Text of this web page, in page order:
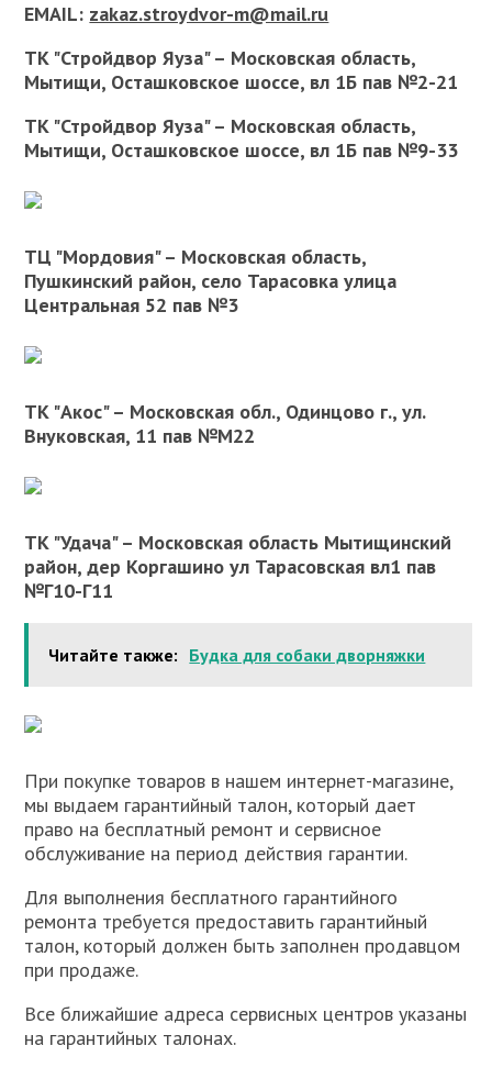
EMAIL: zakaz.stroydvor-m@mail.ru
ТК "Стройдвор Яуза" – Московская область,
Мытищи, Осташковское шоссе, вл 1Б пав №2-21
ТК "Стройдвор Яуза" – Московская область,
Мытищи, Осташковское шоссе, вл 1Б пав №9-33
ТЦ "Мордовия" – Московская область,
Пушкинский район, село Тарасовка улица
Центральная 52 пав №3
ТК "Акос" – Московская обл., Одинцово г., ул.
Внуковская, 11 пав №М22
ТК "Удача" – Московская область Мытищинский
район, дер Коргашино ул Тарасовская вл1 пав
№Г10-Г11
Читайте также: Будка для собаки дворняжки
При покупке товаров в нашем интернет-магазине,
мы выдаем гарантийный талон, который дает
право на бесплатный ремонт и сервисное
обслуживание на период действия гарантии.
Для выполнения бесплатного гарантийного
ремонта требуется предоставить гарантийный
талон, который должен быть заполнен продавцом
при продаже.
Все ближайшие адреса сервисных центров указаны
на гарантийных талонах.